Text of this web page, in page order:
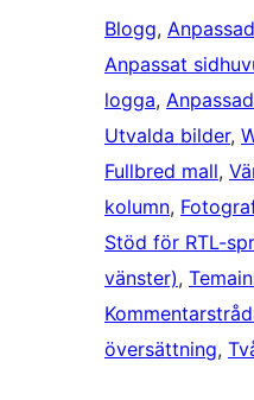
Blogg,
Anpassat
logga,
Utvalda bilder,
Fullbred mall,
kolumn,
Stöd för RTL-
vänster),
översättning,